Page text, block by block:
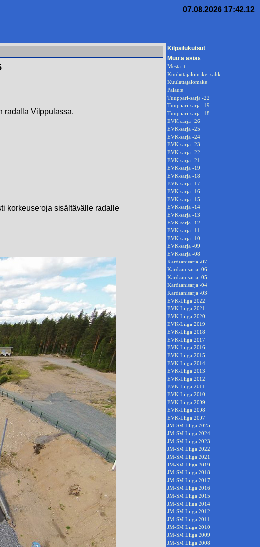
07.08.2026 17:42.12
radalla Vilppulassa.
korkeuseroja sisältävälle radalle
Kilpailukutsut
Muuta asiaa
Mestarit
Kuuluttajalomake, sähk.
Kuuluttajalomake
Palaute
Tuuppari-sarja -22
Tuuppari-sarja -19
Tuuppari-sarja -18
EVK-sarja -26
EVK-sarja -25
EVK-sarja -24
EVK-sarja -23
EVK-sarja -22
EVK-sarja -21
EVK-sarja -19
EVK-sarja -18
EVK-sarja -17
EVK-sarja -16
EVK-sarja -15
EVK-sarja -14
EVK-sarja -13
EVK-sarja -12
EVK-sarja -11
EVK-sarja -10
EVK-sarja -09
EVK-sarja -08
Kardaanisarja -07
Kardaanisarja -06
Kardaanisarja -05
Kardaanisarja -04
Kardaanisarja -03
EVK-Liiga 2022
EVK-Liiga 2021
EVK-Liiga 2020
EVK-Liiga 2019
EVK-Liiga 2018
EVK-Liiga 2017
EVK-Liiga 2016
EVK-Liiga 2015
EVK-Liiga 2014
EVK-Liiga 2013
EVK-Liiga 2012
EVK-Liiga 2011
EVK-Liiga 2010
EVK-Liiga 2009
EVK-Liiga 2008
EVK-Liiga 2007
JM-SM Liiga 2025
JM-SM Liiga 2024
JM-SM Liiga 2023
JM-SM Liiga 2022
JM-SM Liiga 2021
JM-SM Liiga 2019
JM-SM Liiga 2018
JM-SM Liiga 2017
JM-SM Liiga 2016
JM-SM Liiga 2015
JM-SM Liiga 2014
JM-SM Liiga 2012
JM-SM Liiga 2011
JM-SM Liiga 2010
JM-SM Liiga 2009
JM-SM Liiga 2008